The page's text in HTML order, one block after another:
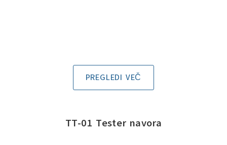
PREGLEDI VEČ
TT-01 Tester navora